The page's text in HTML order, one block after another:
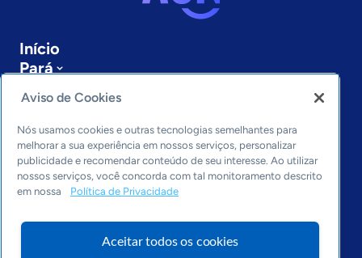
Início
Pará
Sobre a ASN
Últimas notícias
Entre em contato
Editorias
Economia & Política
Inovação & Tecnologia
Cultura empreendedora
Aviso de Cookies
Nós usamos cookies e outras tecnologias semelhantes para
melhorar a sua experiência em nossos serviços, personalizar
publicidade e recomendar conteúdo de seu interesse. Ao utilizar
nossos serviços, você concorda com tal monitoramento descrito
em nossa
Política de Privacidade
Aceitar todos os cookies